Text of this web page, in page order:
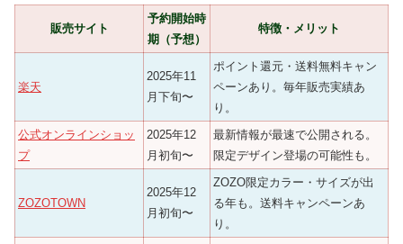
販売サイト
予約開始時
期（予想）
特徴・メリット
楽天
2025年11
月下旬〜
ポイント還元・送料無料キャン
ペーンあり。毎年販売実績あ
り。
公式オンラインショッ
プ
2025年12
月初旬〜
最新情報が最速で公開される。
限定デザイン登場の可能性も。
ZOZOTOWN
2025年12
月初旬〜
ZOZO限定カラー・サイズが出
る年も。送料キャンペーンあ
り。